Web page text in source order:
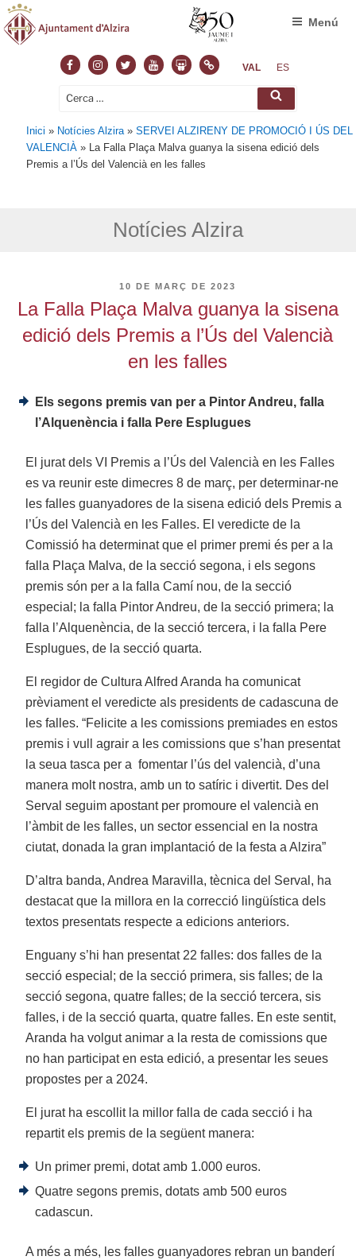
FacebookInstagram
TwitterYoutubeSlideshare
NormasVAL ES
Cerca: Cerca
Menú
Inici » Notícies Alzira »SERVEI ALZIRENY DE PROMOCIÓ I ÚS DEL
VALENCIÀ » La Falla Plaça Malva guanya la sisena edició dels
Premis a l’Ús del Valencià en les falles
Notícies Alzira
PUBLICAT
10 DE MARÇ DE 2023
La Falla Plaça Malva guanya la sisena
edició dels Premis a l’Ús del Valencià
en les falles
Els segons premis van per a Pintor Andreu, falla
l’Alquenència i falla Pere Esplugues
El jurat dels VI Premis a l’Ús del Valencià en les Falles
es va reunir este dimecres 8 de març, per determinar-ne
les falles guanyadores de la sisena edició dels Premis a
l’Ús del Valencià en les Falles. El veredicte de la
Comissió ha determinat queel primer premi és per a la
falla Plaça Malva, de la secció segona, i els segons
premis són per a la falla Camí nou, de la secció
especial; la falla Pintor Andreu, de la secció primera; la
falla l’Alquenència, de la secció tercera, i la falla Pere
Esplugues, de la secció quarta.
El regidor de Cultura Alfred Aranda ha comunicat
prèviament el veredicte als presidents de cadascuna de
les falles. “Felicite a les comissions premiades en estos
premis i vull agrair a les comissions que s’han presentat
la seua tasca per a fomentar l’ús del valencià, d’una
manera molt nostra, amb un to satíric i divertit. Des del
Serval seguim apostant per promoure el valencià en
l’àmbit de les falles, un sector essencial en la nostra
ciutat, donada la gran implantació de la festa a Alzira”
D’altra banda, Andrea Maravilla, tècnica del Serval, ha
destacat que la millora en la correcció lingüística dels
textos presentats respecte a edicions anteriors.
Enguany s’hi han presentat 22 falles: dos falles de la
secció especial; de la secció primera, sis falles; de la
secció segona, quatre falles; de la secció tercera, sis
falles, i de la secció quarta, quatre falles. En este sentit,
Aranda ha volgut animar a la resta de comissions que
no han participat en esta edició, a presentar les seues
propostes per a 2024.
El jurat ha escollit la millor falla de cada secció i ha
repartit els premis de la següent manera:
Un primer premi, dotat amb 1.000 euros.
Quatre segons premis, dotats amb 500 euros
cadascun.
A més a més, les falles guanyadores rebran un banderí